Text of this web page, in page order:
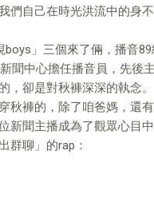
們自己在時光洪流中的身不
」三個來了倆，播音89
聞中心擔任播音員，先後
，卻是對秋褲深深的執念。
秋褲的，除了咱爸媽，還有
新聞主播成為了觀眾心目中
群聊」的rap：